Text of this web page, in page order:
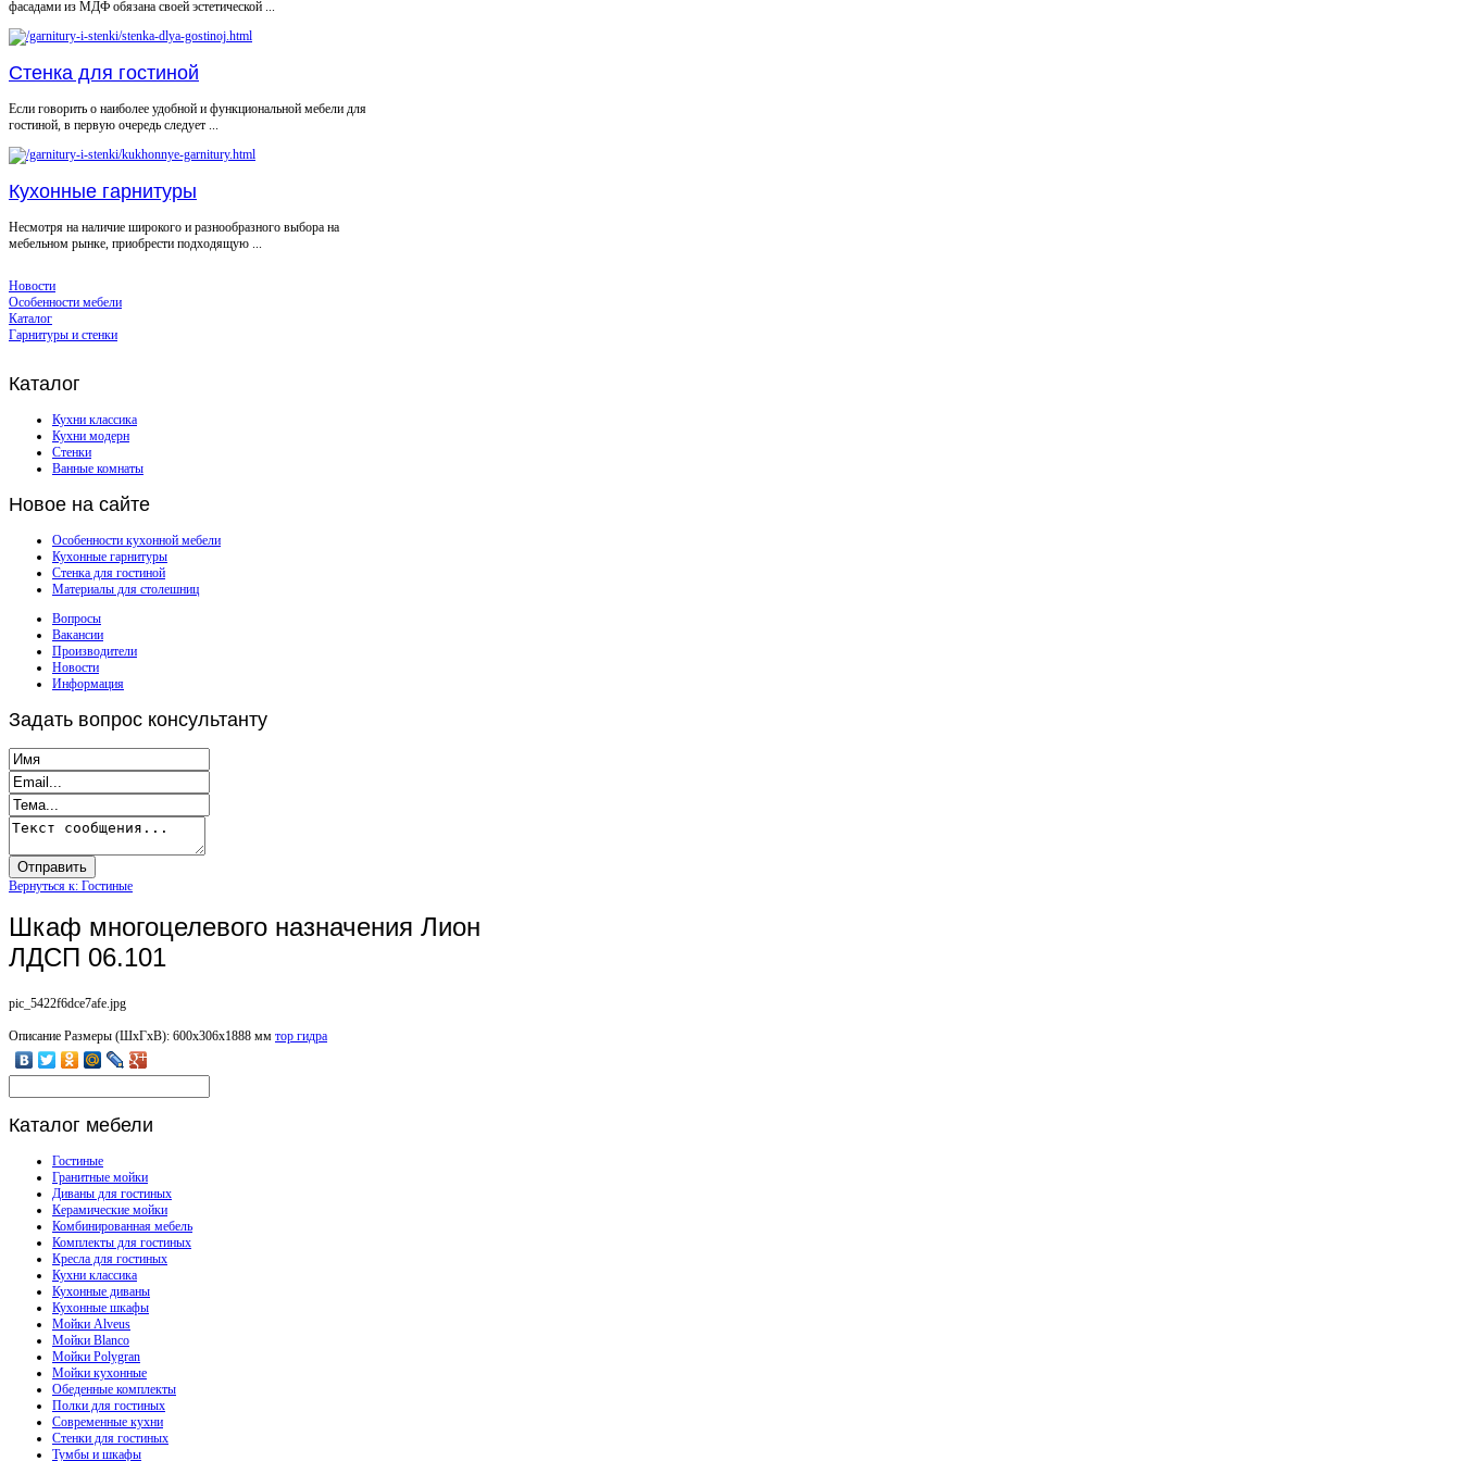
фасадами из МДФ обязана своей эстетической ...
Стенка для гостиной
Если говорить о наиболее удобной и функциональной мебели для
гостиной, в первую очередь следует ...
Кухонные гарнитуры
Несмотря на наличие широкого и разнообразного выбора на
мебельном рынке, приобрести подходящую ...
Новости
Особенности мебели
Каталог
Гарнитуры и стенки
Каталог
Кухни классика
Кухни модерн
Стенки
Ванные комнаты
Новое на сайте
Особенности кухонной мебели
Кухонные гарнитуры
Стенка для гостиной
Материалы для столешниц
Вопросы
Вакансии
Производители
Новости
Информация
Задать вопрос консультанту
Вернуться к: Гостиные
Шкаф многоцелевого назначения Лион
ЛДСП 06.101
pic_5422f6dce7afe.jpg
Описание Размеры (ШхГхВ): 600х306х1888 мм тор гидра
Каталог мебели
Гостиные
Гранитные мойки
Диваны для гостиных
Керамические мойки
Комбинированная мебель
Комплекты для гостиных
Кресла для гостиных
Кухни классика
Кухонные диваны
Кухонные шкафы
Мойки Alveus
Мойки Blanco
Мойки Polygran
Мойки кухонные
Обеденные комплекты
Полки для гостиных
Современные кухни
Стенки для гостиных
Тумбы и шкафы